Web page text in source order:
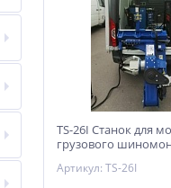
TS-26I Станок для
грузового
Артикул: TS-26I